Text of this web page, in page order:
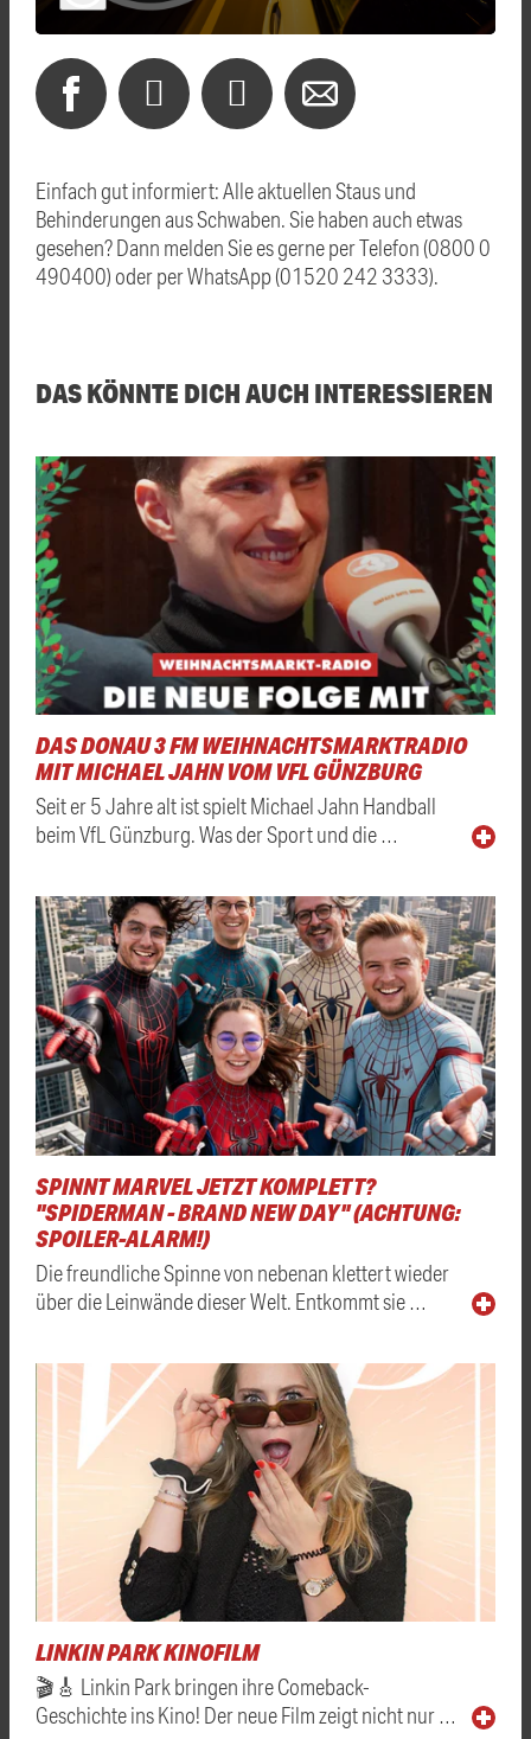
Einfach gut informiert: Alle aktuellen Staus und
Behinderungen aus Schwaben. Sie haben auch etwas
gesehen? Dann melden Sie es gerne per Telefon (0800 0
490400) oder per WhatsApp (01520 242 3333).
DAS KÖNNTE DICH AUCH INTERESSIEREN
DAS DONAU 3 FM WEIHNACHTSMARKTRADIO
MIT MICHAEL JAHN VOM VFL GÜNZBURG
Seit er 5 Jahre alt ist spielt Michael Jahn Handball
beim VfL Günzburg. Was der Sport und die …
SPINNT MARVEL JETZT KOMPLETT?
"SPIDERMAN - BRAND NEW DAY" (ACHTUNG:
SPOILER-ALARM!)
Die freundliche Spinne von nebenan klettert wieder
über die Leinwände dieser Welt. Entkommt sie …
LINKIN PARK KINOFILM
🎬🎸 Linkin Park bringen ihre Comeback-
Geschichte ins Kino! Der neue Film zeigt nicht nur …